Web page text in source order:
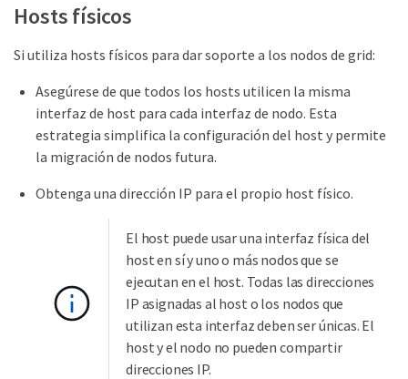
Hosts físicos
Si utiliza hosts físicos para dar soporte a los nodos de grid:
Asegúrese de que todos los hosts utilicen la misma
interfaz de host para cada interfaz de nodo. Esta
estrategia simplifica la configuración del host y permite
la migración de nodos futura.
Obtenga una dirección IP para el propio host físico.
El host puede usar una interfaz física del
host en sí y uno o más nodos que se
ejecutan en el host. Todas las direcciones
IP asignadas al host o los nodos que
utilizan esta interfaz deben ser únicas. El
host y el nodo no pueden compartir
direcciones IP.